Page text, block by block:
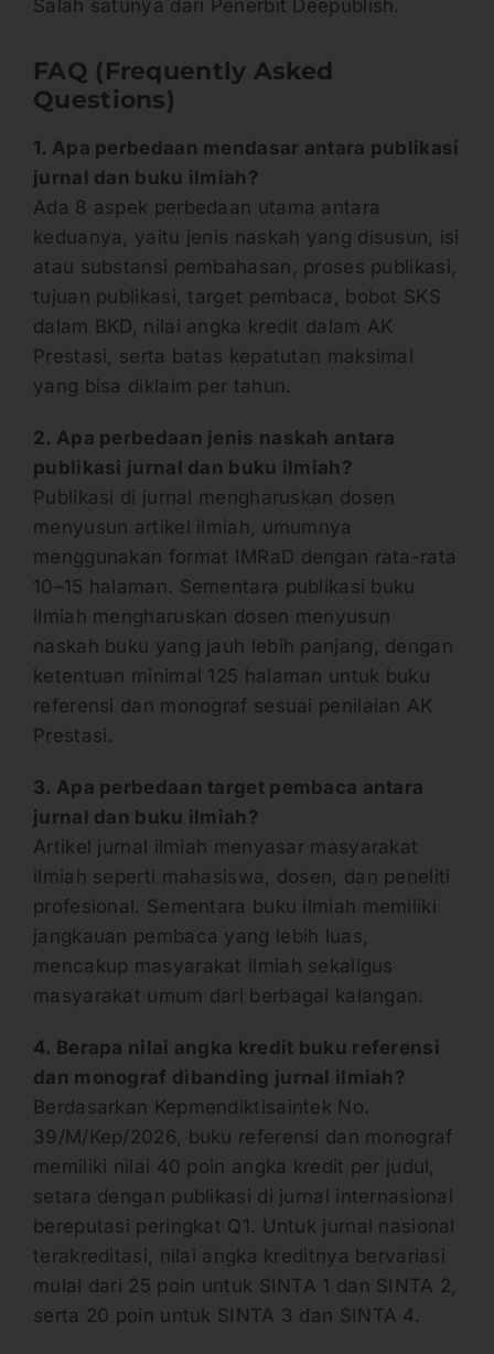
Salah satunya dari Penerbit Deepublish.
FAQ (Frequently Asked
Questions)
1. Apa perbedaan mendasar antara publikasi
jurnal dan buku ilmiah?
Ada 8 aspek perbedaan utama antara
keduanya, yaitu jenis naskah yang disusun, isi
atau substansi pembahasan, proses publikasi,
tujuan publikasi, target pembaca, bobot SKS
dalam BKD, nilai angka kredit dalam AK
Prestasi, serta batas kepatutan maksimal
yang bisa diklaim per tahun.
2. Apa perbedaan jenis naskah antara
publikasi jurnal dan buku ilmiah?
Publikasi di jurnal mengharuskan dosen
menyusun artikel ilmiah, umumnya
menggunakan format IMRaD dengan rata-rata
10–15 halaman. Sementara publikasi buku
ilmiah mengharuskan dosen menyusun
naskah buku yang jauh lebih panjang, dengan
ketentuan minimal 125 halaman untuk buku
referensi dan monograf sesuai penilaian AK
Prestasi.
3. Apa perbedaan target pembaca antara
jurnal dan buku ilmiah?
Artikel jurnal ilmiah menyasar masyarakat
ilmiah seperti mahasiswa, dosen, dan peneliti
profesional. Sementara buku ilmiah memiliki
jangkauan pembaca yang lebih luas,
mencakup masyarakat ilmiah sekaligus
masyarakat umum dari berbagai kalangan.
4. Berapa nilai angka kredit buku referensi
dan monograf dibanding jurnal ilmiah?
Berdasarkan Kepmendiktisaintek No.
39/M/Kep/2026, buku referensi dan monograf
memiliki nilai 40 poin angka kredit per judul,
setara dengan publikasi di jurnal internasional
bereputasi peringkat Q1. Untuk jurnal nasional
terakreditasi, nilai angka kreditnya bervariasi
mulai dari 25 poin untuk SINTA 1 dan SINTA 2,
serta 20 poin untuk SINTA 3 dan SINTA 4.